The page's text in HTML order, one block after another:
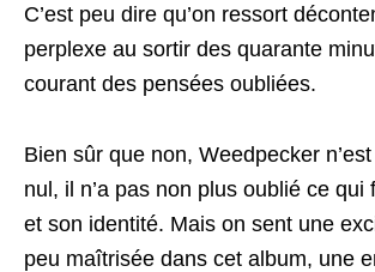
C’est peu dire qu’on ressort
perplexe au sortir des quarante
courant des pensées oubliées.
Bien sûr que non, Weedpecker
nul, il n’a pas non plus oublié ce qui
et son identité. Mais on sent une
peu maîtrisée dans cet album, une